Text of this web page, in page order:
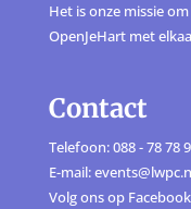
Het is onze missie
OpenJeHart met
Contact
Telefoon: 088 - 78 78
E-mail:
Volg ons op Facebook